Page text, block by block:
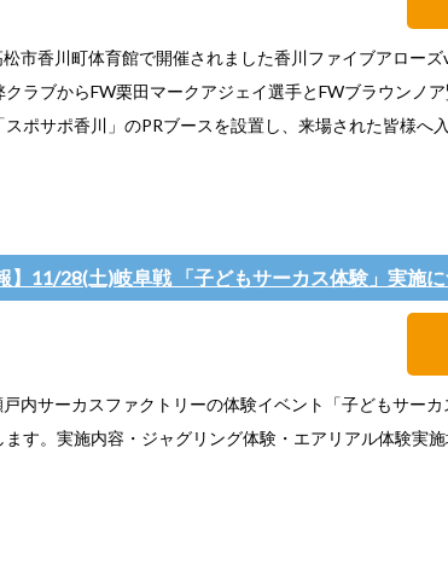
市香川町体育館で開催されました香川ファイブアロー
クラブからFW栗田マークアジェイ選手とFWブラウンノ
スポサポ香川」のPRブースを設置し、来場された皆様へ
】11/28(土)岐阜戦 「子どもサーカス体験」実施
内サーカスファクトリーの体験イベント「子どもサー
ます。実施内容・ジャグリング体験・エアリアル体験実